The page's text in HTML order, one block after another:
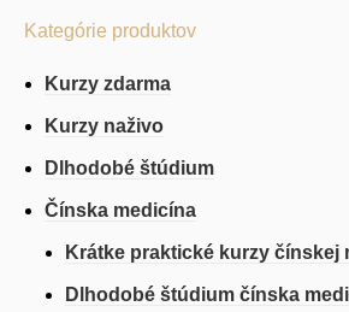
Kategórie produktov
Kurzy zdarma
Kurzy naživo
Dlhodobé štúdium
Čínska medicína
Krátke praktické kurzy čínskej
Dlhodobé štúdium čínska